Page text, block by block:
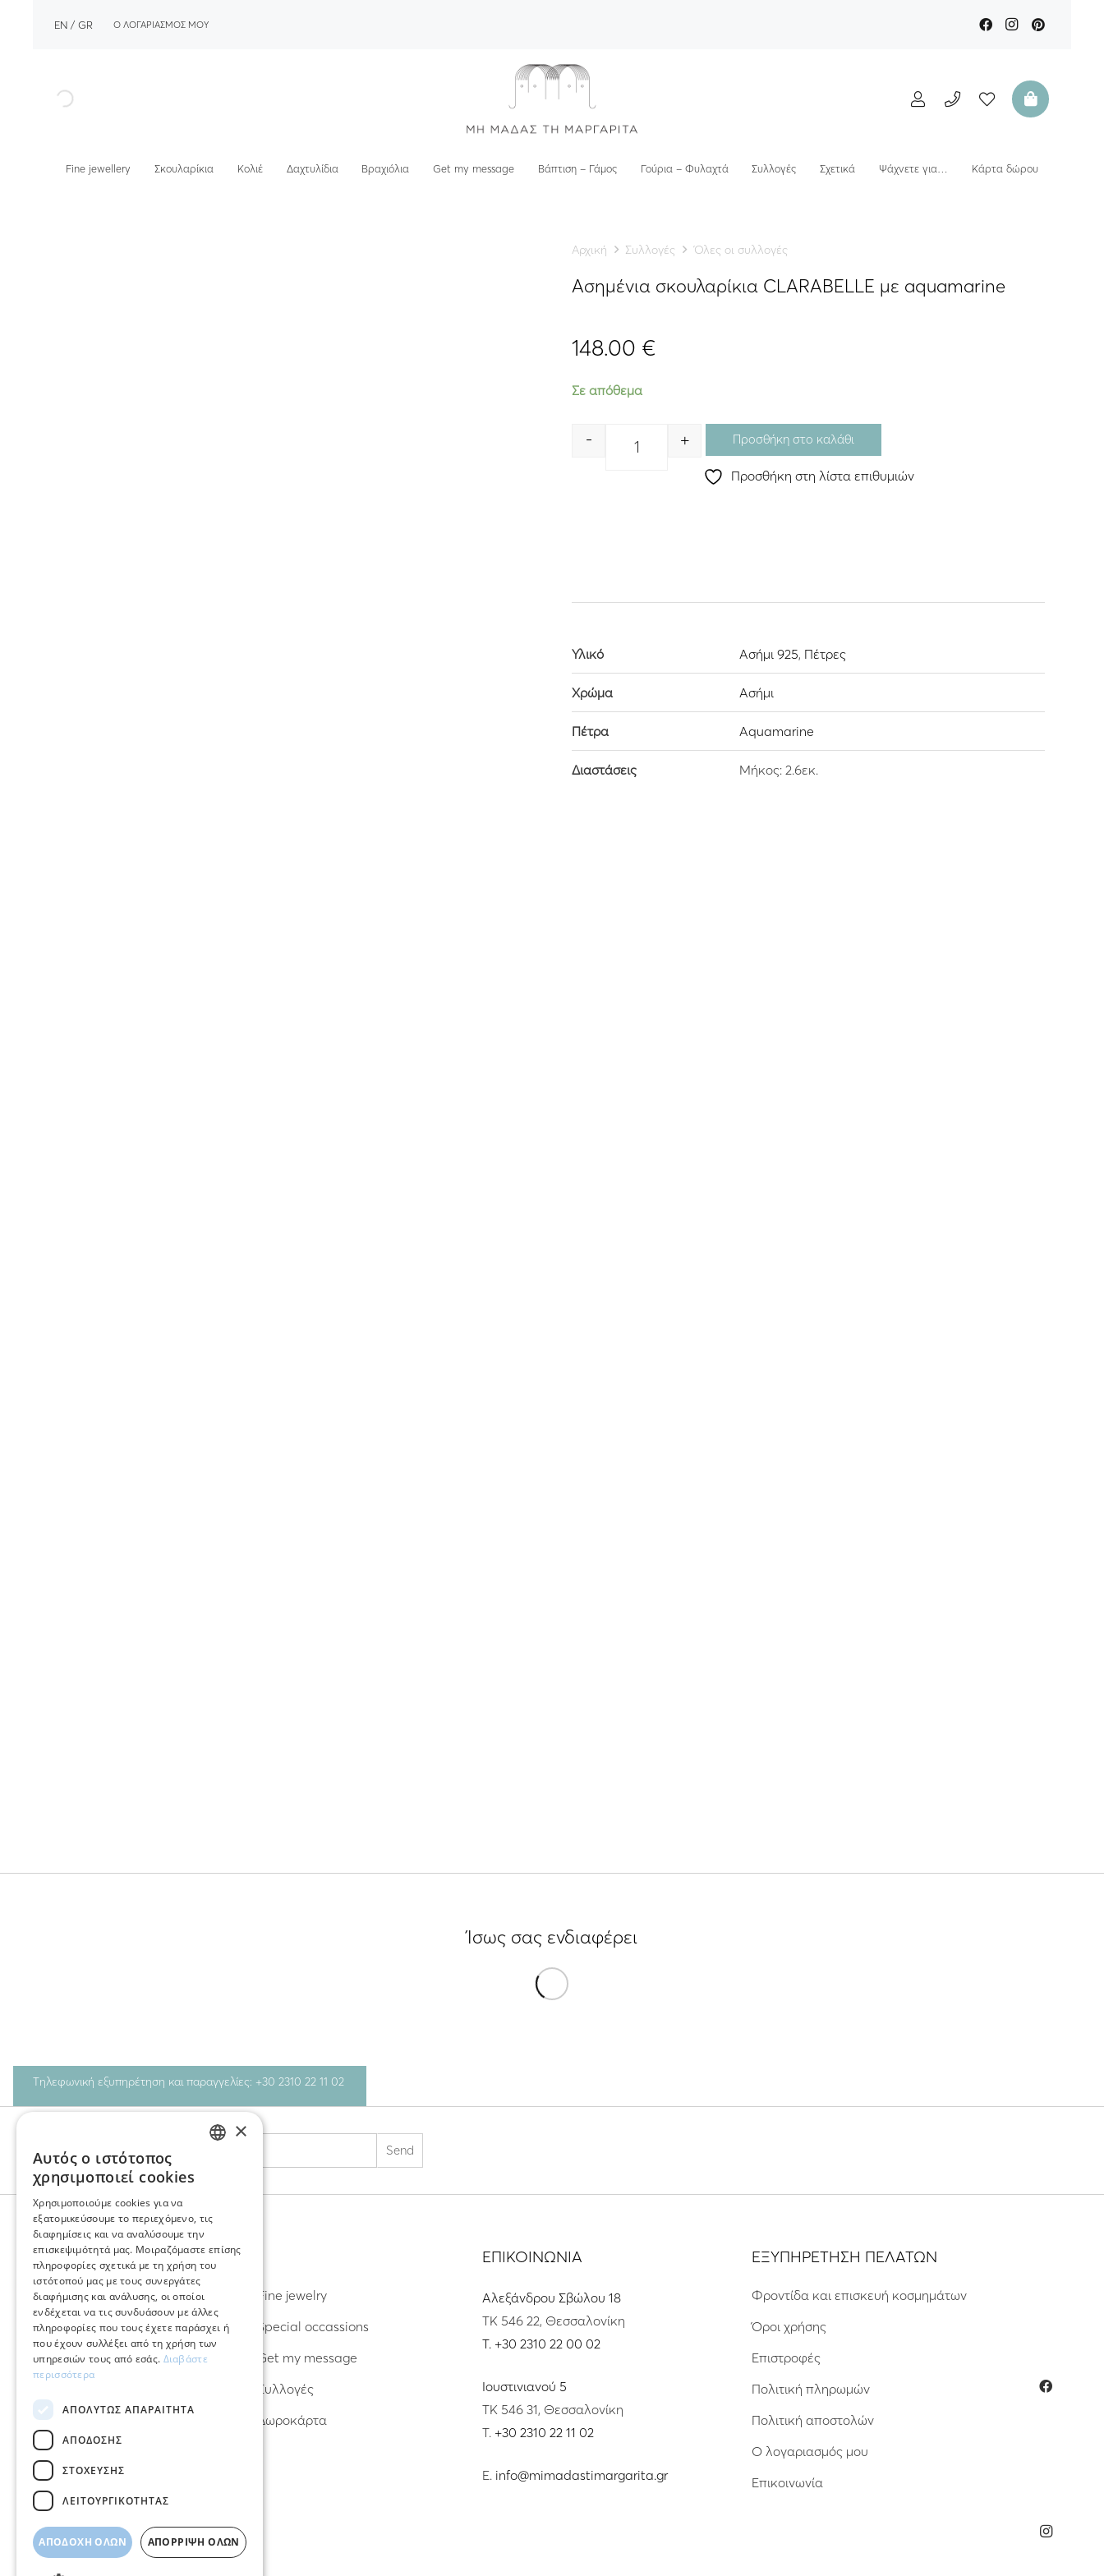
EN GR Ο ΛΟΓΑΡΙΑΣΜΟΣ ΜΟΥ
Fine jewellery Σκουλαρίκια Κολιέ Δαχτυλίδια Βραχιόλια Get my message Βάπτιση – Γάμος Γούρια – Φυλαχτά Συλλογές Σχετικά Ψάχνετε για… Κάρτα δώρου
Αρχική Συλλογές Όλες οι συλλογές
Ασημένια σκουλαρίκια CLARABELLE με aquamarine
148.00 €
Σε απόθεμα
Quantity
- + Προσθήκη στο καλάθι
Προσθήκη στη λίστα επιθυμιών
Υλικό Ασήμι 925, Πέτρες
Χρώμα Ασήμι
Πέτρα Aquamarine
Διαστάσεις Μήκος: 2.6εκ.
Ίσως σας ενδιαφέρει
Τηλεφωνική εξυπηρέτηση και παραγγελίες: +30 2310 22 11 02
Stay Connected
ΑΝΑΚΑΛΥΨΤΕ
Σκουλαρίκια
Δαχτυλίδια
Βραχιόλια
Φυλαχτά – Γούρια
Fine jewelry
Special occassions
Get my message
Συλλογές
Δωροκάρτα
ΕΠΙΚΟΙΝΩΝΙΑ
Αλεξάνδρου Σβώλου 18
ΤΚ 546 22, Θεσσαλονίκη
T. +30 2310 22 00 02
Ιουστινιανού 5
ΤΚ 546 31, Θεσσαλονίκη
T. +30 2310 22 11 02
E. info@mimadastimargarita.gr
ΕΞΥΠΗΡΕΤΗΣΗ ΠΕΛΑΤΩΝ
Φροντίδα και επισκευή κοσμημάτων
Όροι χρήσης
Επιστροφές
Πολιτική πληρωμών
Πολιτική αποστολών
Ο λογαριασμός μου
Επικοινωνία
×
Αυτός ο ιστότοπος
χρησιμοποιεί cookies
Χρησιμοποιούμε cookies για να
εξατομικεύσουμε το περιεχόμενο, τις
διαφημίσεις και να αναλύσουμε την
επισκεψιμότητά μας. Μοιραζόμαστε επίσης
πληροφορίες σχετικά με τη χρήση του
ιστότοπού μας με τους συνεργάτες
διαφήμισης και ανάλυσης, οι οποίοι
ενδέχεται να τις συνδυάσουν με άλλες
πληροφορίες που τους έχετε παράσχει ή
που έχουν συλλέξει από τη χρήση των
υπηρεσιών τους από εσάς. Διαβάστε
περισσότερα
ΑΠΟΛΎΤΩΣ ΑΠΑΡΑΊΤΗΤΑ
ΑΠΌΔΟΣΗΣ
ΣΤΌΧΕΥΣΗΣ
ΛΕΙΤΟΥΡΓΙΚΌΤΗΤΑΣ
ΑΠΟΔΟΧΉ ΌΛΩΝ ΑΠΌΡΡΙΨΗ ΌΛΩΝ